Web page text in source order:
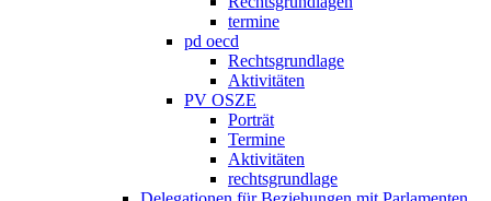
termine
pd oecd
Rechtsgrundlage
Aktivitäten
PV OSZE
Porträt
Termine
Aktivitäten
rechtsgrundlage